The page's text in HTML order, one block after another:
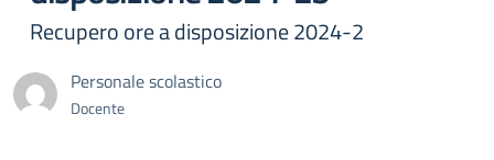
Recupero ore a disposizione 2024-2
Personale scolastico
Docente